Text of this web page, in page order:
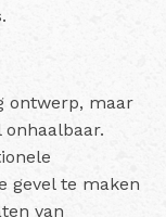
ontwerp, maar
gevel te maken
van